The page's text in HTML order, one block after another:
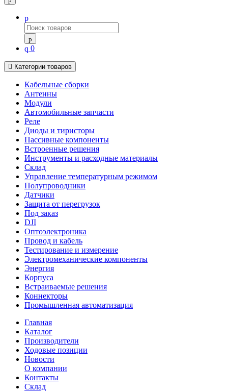
0
Категории товаров
Кабельные сборки
Антенны
Модули
Автомобильные запчасти
Реле
Диоды и тиристоры
Пассивные компоненты
Встроенные решения
Инструменты и расходные материалы
Склад
Управление температурным режимом
Полупроводники
Датчики
Защита от перегрузок
Под заказ
DJI
Оптоэлектроника
Провод и кабель
Тестирование и измерение
Электромеханические компоненты
Энергия
Корпуса
Встраиваемые решения
Коннекторы
Промышленная автоматизация
Главная
Каталог
Производители
Ходовые позиции
Новости
О компании
Контакты
Склад